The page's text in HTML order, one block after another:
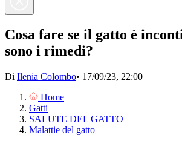
Cosa fare se il gatto è
sono i rimedi?
Di Ilenia Colombo• 17/09/23, 22:00
Home
Gatti
SALUTE DEL GATTO
Malattie del gatto